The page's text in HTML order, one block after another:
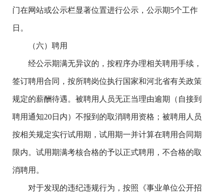
门在网站或公示栏显著位置进行公示，公示期5个工作
日。
（六）聘用
经公示期满无异议的，按程序办理相关聘用手续，
签订聘用合同，按所聘岗位执行国家和河北省有关政策
规定的薪酬待遇。被聘用人员无正当理由逾期（自接到
聘用通知20日内）不报到的取消聘用资格；被聘用人员
按相关规定实行试用期，试用期一并计算在聘用合同期
限内。试用期满考核合格的予以正式聘用，不合格的取
消聘用。
对于发现的违纪违规行为，按照《事业单位公开招